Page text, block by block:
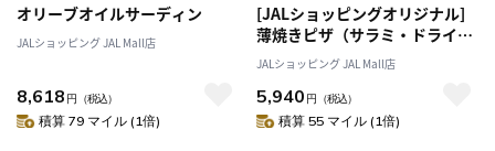
オリーブオイルサーディン
JALショッピング JAL Mall店
8,618 円 （税込）
積算 79 マイル (1倍)
[JALショッピングオリジナル]
薄焼きピザ（サラミ・ドライト
マト）
JALショッピング JAL Mall店
5,940 円 （税込）
積算 55 マイル (1倍)